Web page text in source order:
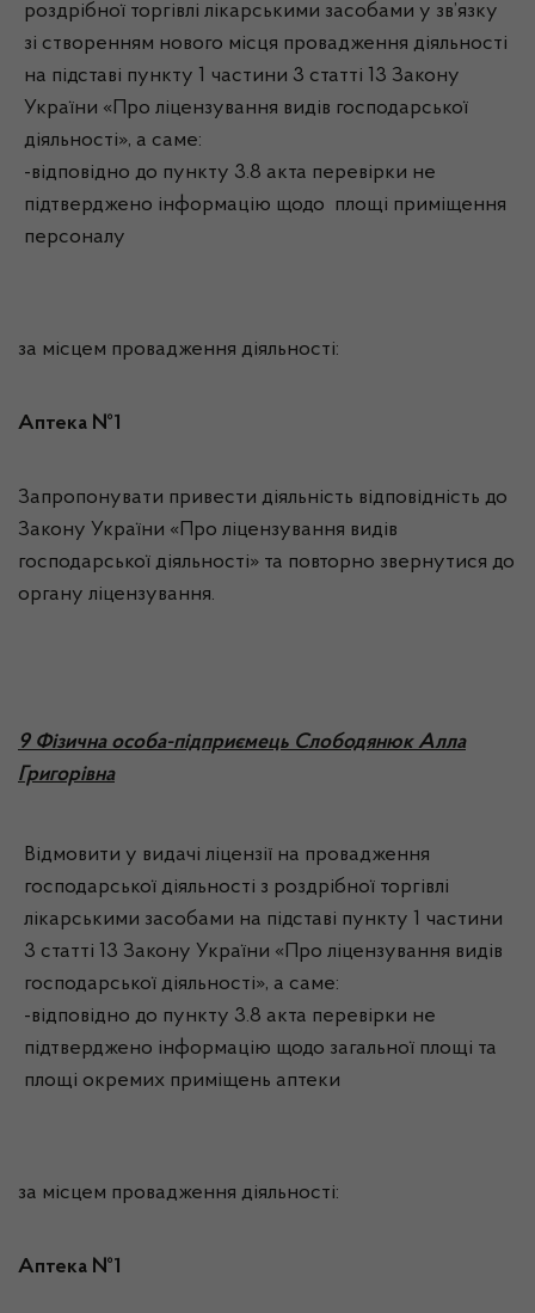
роздрібної торгівлі лікарськими засобами у зв’язку
зі створенням нового місця провадження діяльності
на підставі пункту 1 частини 3 статті 13 Закону
України «Про ліцензування видів господарської
діяльності», а саме:
-відповідно до пункту 3.8 акта перевірки не
підтверджено інформацію щодо площі приміщення
персоналу
за місцем провадження діяльності:
Аптека №1
Запропонувати привести діяльність відповідність до
Закону України «Про ліцензування видів
господарської діяльності» та повторно звернутися до
органу ліцензування.
9 Фізична особа-підприємець Слободянюк Алла
Григорівна
Відмовити у видачі ліцензії на провадження
господарської діяльності з роздрібної торгівлі
лікарськими засобами на підставі пункту 1 частини
3 статті 13 Закону України «Про ліцензування видів
господарської діяльності», а саме:
-відповідно до пункту 3.8 акта перевірки не
підтверджено інформацію щодо загальної площі та
площі окремих приміщень аптеки
за місцем провадження діяльності:
Аптека №1